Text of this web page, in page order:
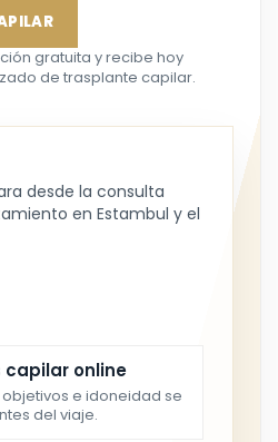
gratuita y recibe hoy
de trasplante capilar.
desde la consulta
en Estambul y el
capilar online
objetivos e idoneidad se
del viaje.